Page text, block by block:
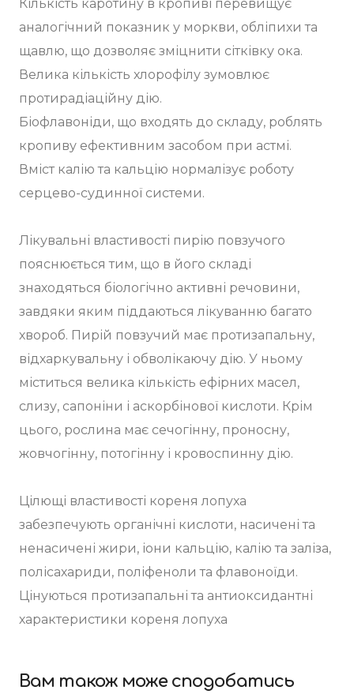
Кількість каротину в кропиві перевищує
аналогічний показник у моркви, обліпихи та
щавлю, що дозволяє зміцнити сітківку ока.
Велика кількість хлорофілу зумовлює
протирадіаційну дію.
Біофлавоніди, що входять до складу, роблять
кропиву ефективним засобом при астмі.
Вміст калію та кальцію нормалізує роботу
серцево-судинної системи.
Лікувальні властивості пирію повзучого
пояснюється тим, що в його складі
знаходяться біологічно активні речовини,
завдяки яким піддаються лікуванню багато
хвороб. Пирій повзучий має протизапальну,
відхаркувальну і обволікаючу дію. У ньому
міститься велика кількість ефірних масел,
слизу, сапоніни і аскорбінової кислоти. Крім
цього, рослина має сечогінну, проносну,
жовчогінну, потогінну і кровоспинну дію.
Цілющі властивості кореня лопуха
забезпечують органічні кислоти, насичені та
ненасичені жири, іони кальцію, калію та заліза,
полісахариди, поліфеноли та флавоноїди.
Цінуються протизапальні та антиоксидантні
характеристики кореня лопуха
Вам також може сподобатись